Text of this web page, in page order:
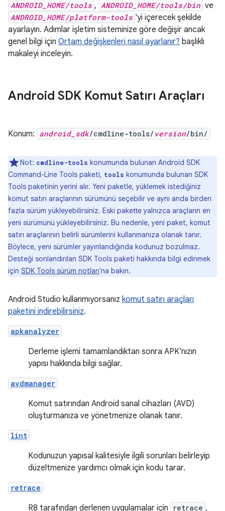
ANDROID_HOME/tools , ANDROID_HOME/tools/bin ve
ANDROID_HOME/platform-tools 'yi içerecek şekilde
ayarlayın. Adımlar işletim sisteminize göre değişir ancak
genel bilgi için Ortam değişkenleri nasıl ayarlanır? başlıklı
makaleyi inceleyin.
Android SDK Komut Satırı Araçları
Konum: android_sdk/cmdline-tools/ version/bin/
Not: cmdline-tools konumunda bulunan Android SDK
Command-Line Tools paketi, tools konumunda bulunan SDK
Tools paketinin yerini alır. Yeni paketle, yüklemek istediğiniz
komut satırı araçlarının sürümünü seçebilir ve aynı anda birden
fazla sürüm yükleyebilirsiniz. Eski pakette yalnızca araçların en
yeni sürümünü yükleyebilirsiniz. Bu nedenle, yeni paket, komut
satırı araçlarının belirli sürümlerini kullanmanıza olanak tanır.
Böylece, yeni sürümler yayınlandığında kodunuz bozulmaz.
Desteği sonlandırılan SDK Tools paketi hakkında bilgi edinmek
için SDK Tools sürüm notları'na bakın.
Android Studio kullanmıyorsanız komut satırı araçları
paketini indirebilirsiniz.
apkanalyzer
Derleme işlemi tamamlandıktan sonra APK'nızın
yapısı hakkında bilgi sağlar.
avdmanager
Komut satırından Android sanal cihazları (AVD)
oluşturmanıza ve yönetmenize olanak tanır.
lint
Kodunuzun yapısal kalitesiyle ilgili sorunları belirleyip
düzeltmenize yardımcı olmak için kodu tarar.
retrace
R8 tarafından derlenen uygulamalar için retrace ,